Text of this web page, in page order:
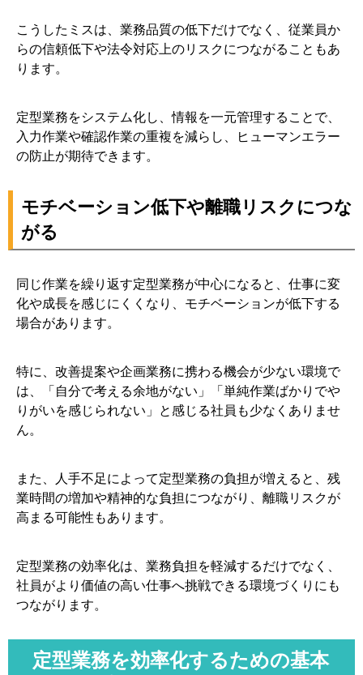
こうしたミスは、業務品質の低下だけでなく、従業員か
らの信頼低下や法令対応上のリスクにつながることもあ
ります。
定型業務をシステム化し、情報を一元管理することで、
入力作業や確認作業の重複を減らし、ヒューマンエラー
の防止が期待できます。
モチベーション低下や離職リスクにつな
がる
同じ作業を繰り返す定型業務が中心になると、仕事に変
化や成長を感じにくくなり、モチベーションが低下する
場合があります。
特に、改善提案や企画業務に携わる機会が少ない環境で
は、「自分で考える余地がない」「単純作業ばかりでや
りがいを感じられない」と感じる社員も少なくありませ
ん。
また、人手不足によって定型業務の負担が増えると、残
業時間の増加や精神的な負担につながり、離職リスクが
高まる可能性もあります。
定型業務の効率化は、業務負担を軽減するだけでなく、
社員がより価値の高い仕事へ挑戦できる環境づくりにも
つながります。
定型業務を効率化するための基本